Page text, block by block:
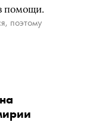
помощи.
поэтому